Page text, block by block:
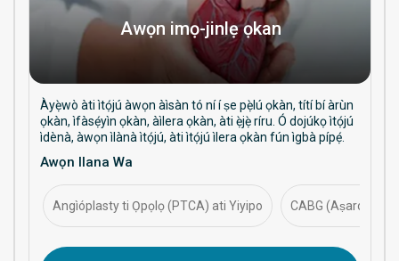
Awọn imọ-jinlẹ ọkan
Àyẹ̀wò àti ìtọ́jú àwọn àìsàn tó ní í ṣe pẹ̀lú ọkàn, títí bí àrùn
ọkàn, ìfàsẹ́yìn ọkàn, àìlera ọkàn, àti ẹ̀jẹ̀ ríru. Ó dojúkọ ìtọ́jú
ìdènà, àwọn ìlànà ìtọ́jú, àti ìtọ́jú ìlera ọkàn fún ìgbà pípẹ́.
Awọn Ilana Wa
Angìóplasty ti Ọpọlọ (PTCA) ati Yiyipo CABG (Aṣaro-apa-